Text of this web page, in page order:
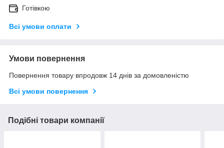
Готівкою
Всі умови оплати
Умови повернення
Повернення товару впродовж 14 днів за домовленістю
Всі умови повернення
Подібні товари компанії